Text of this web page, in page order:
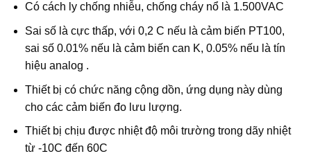
Có cách ly chống nhiễu, chống cháy nổ là 1.500VAC
Sai số là cực thấp, với 0,2 C nếu là cảm biến PT100,
sai số 0.01% nếu là cảm biến can K, 0.05% nếu là tín
hiệu analog .
Thiết bị có chức năng cộng dồn, ứng dụng này dùng
cho các cảm biến đo lưu lượng.
Thiết bị chịu được nhiệt độ môi trường trong dãy nhiệt
từ -10C đến 60C